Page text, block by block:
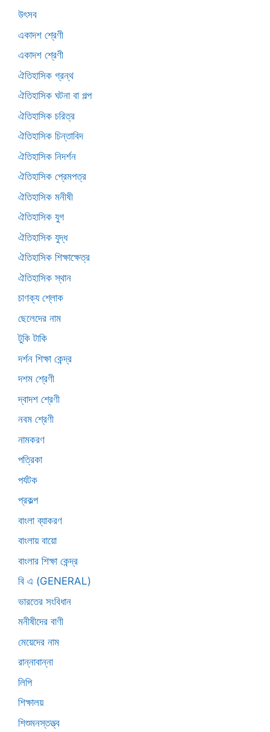
উৎসব
একাদশ শ্রেণী
একাদশ শ্রেণী
ঐতিহাসিক গ্রন্থ
ঐতিহাসিক ঘটনা বা গল্প
ঐতিহাসিক চরিত্র
ঐতিহাসিক চিন্তাবিদ
ঐতিহাসিক নিদর্শন
ঐতিহাসিক প্রেমপত্র
ঐতিহাসিক মনীষী
ঐতিহাসিক যুগ
ঐতিহাসিক যুদ্ধ
ঐতিহাসিক শিক্ষাক্ষেত্র
ঐতিহাসিক স্থান
চাণক্য শ্লোক
ছেলেদের নাম
টুকি টাকি
দর্শন শিক্ষা কেন্দ্র
দশম শ্রেণী
দ্বাদশ শ্রেণী
নবম শ্রেণী
নামকরণ
পত্রিকা
পর্যটক
প্রকল্প
বাংলা ব্যাকরণ
বাংলায় বায়ো
বাংলার শিক্ষা কেন্দ্র
বি এ (GENERAL)
ভারতের সংবিধান
মনীষীদের বাণী
মেয়েদের নাম
রান্নাবান্না
লিপি
শিক্ষালয়
শিশুমনস্তত্ত্ব